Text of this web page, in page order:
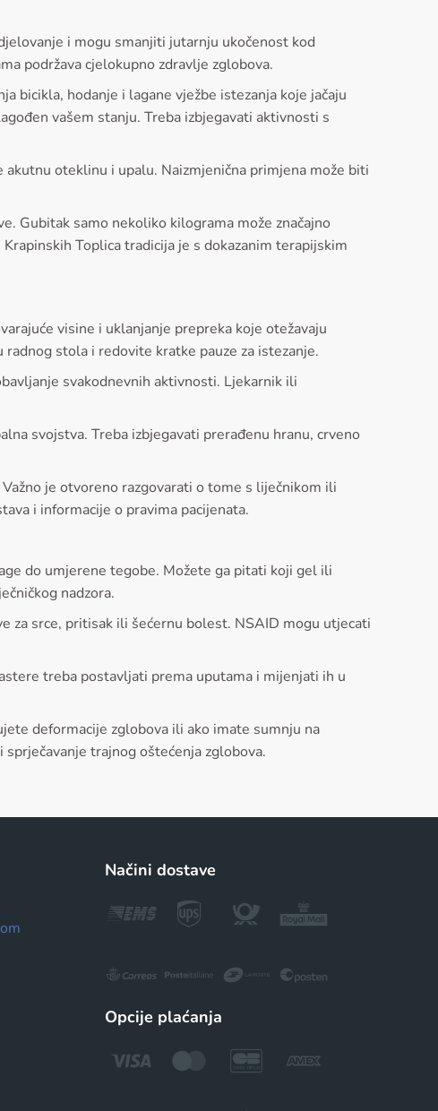
i mogu smanjiti jutarnju ukočenost kod
podržava cjelokupno zdravlje zglobova.
bicikla, hodanje i lagane vježbe istezanja koje jačaju
vašem stanju. Treba izbjegavati aktivnosti s
oteklinu i upalu. Naizmjenična primjena može biti
Gubitak samo nekoliko kilograma može značajno
Toplica tradicija je s dokazanim terapijskim
visine i uklanjanje prepreka koje otežavaju
stola i redovite kratke pauze za istezanje.
svakodnevnih aktivnosti. Ljekarnik ili
svojstva. Treba izbjegavati prerađenu hranu, crveno
je otvoreno razgovarati o tome s liječnikom ili
i informacije o pravima pacijenata.
do umjerene tegobe. Možete ga pitati koji gel ili
nadzora.
za srce, pritisak ili šećernu bolest. NSAID mogu utjecati
treba postavljati prema uputama i mijenjati ih u
deformacije zglobova ili ako imate sumnju na
trajnog oštećenja zglobova.
Načini dostave
Opcije plaćanja